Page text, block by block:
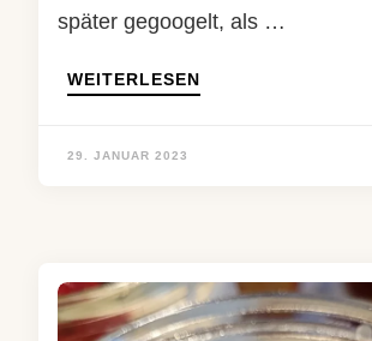
später gegoogelt, als …
WEITERLESEN
29. JANUAR 2023